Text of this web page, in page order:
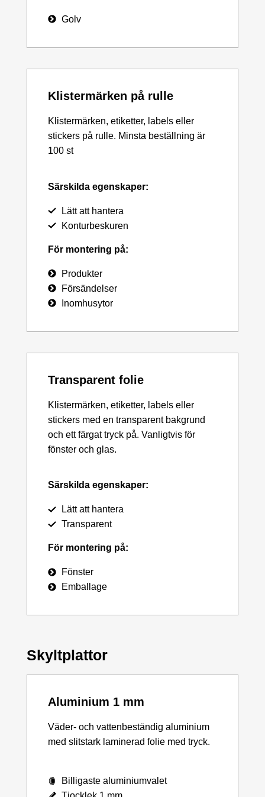
Golv
Klistermärken på rulle
Klistermärken, etiketter, labels eller
stickers på rulle. Minsta beställning är
100 st
Särskilda egenskaper:
Lätt att hantera
Konturbeskuren
För montering på:
Produkter
Försändelser
Inomhusytor
Transparent folie
Klistermärken, etiketter, labels eller
stickers med en transparent bakgrund
och ett färgat tryck på. Vanligtvis för
fönster och glas.
Särskilda egenskaper:
Lätt att hantera
Transparent
För montering på:
Fönster
Emballage
Skyltplattor
Aluminium 1 mm
Väder- och vattenbeständig aluminium
med slitstark laminerad folie med tryck.
Billigaste aluminiumvalet